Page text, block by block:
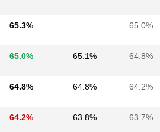
65.3% 65.0%
65.0% 65.1% 64.8%
64.8% 64.8% 64.2%
64.2% 63.8% 63.7%